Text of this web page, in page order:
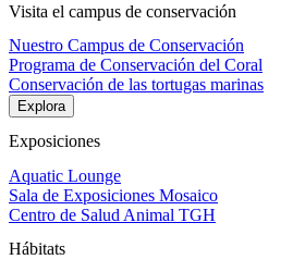
Visita el campus de conservación
Nuestro Campus de Conservación
Programa de Conservación del Coral
Conservación de las tortugas marinas
Explora
Exposiciones
Aquatic Lounge
Sala de Exposiciones Mosaico
Centro de Salud Animal TGH
Hábitats